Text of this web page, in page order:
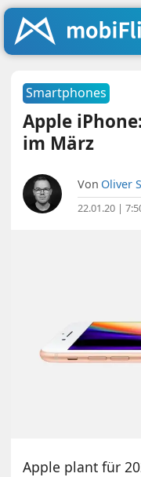
Smartphones
Apple
im März
Von Oliver
22.01.20 |
Apple plant für